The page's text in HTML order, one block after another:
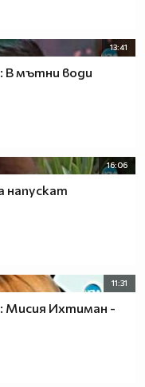
13:41
В мътни води
16:06
напускат
11:31
Мисия Ихтиман -